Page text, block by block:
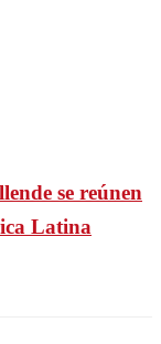
se reúnen
Latina